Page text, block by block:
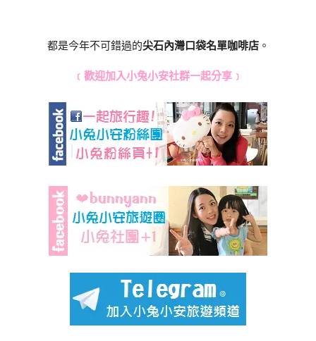
都是今年不可錯過的尖石內灣口袋名單咖啡店。
﹝歡迎加入小兔小安社群一起分享﹞